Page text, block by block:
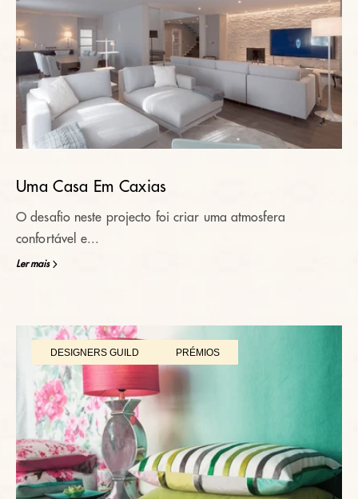
Uma Casa Em Caxias
O desafio neste projecto foi criar uma atmosfera
confortável e...
Ler mais
DESIGNERS GUILD PRÉMIOS